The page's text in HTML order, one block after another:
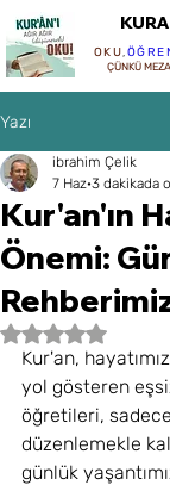
OKU,
ÇÜNKÜ
Yazı
Kur'an'ın
Önemi:
ibrahim Çelik
7 Haz 3 dakikada
5 üzerinden NaN
Kur'an,
yol gösteren
öğretileri,
düzenlemekle
günlük